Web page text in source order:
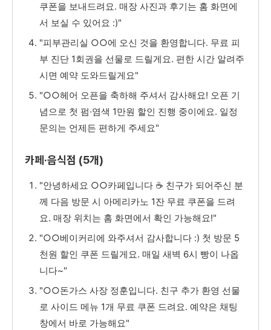
쿠폰을 보내드려요. 매장 사진과 후기는 홈 화면에
서 보실 수 있어요 :)"
"피부관리실 ○○에 오신 것을 환영합니다. 무료 피
부 진단 1회권을 선물로 드릴게요. 편한 시간 알려주
시면 예약 도와드릴게요"
"○○헤어 오픈을 축하해 주셔서 감사해요! 오픈 기
념으로 첫 펌·염색 1만원 할인 진행 중이에요. 일정
문의는 언제든 편하게 주세요"
카페·음식점 (5개)
"안녕하세요 ○○카페입니다 ☕ 친구가 되어주신 분
께 다음 방문 시 아메리카노 1잔 무료 쿠폰을 드려
요. 매장 위치는 홈 화면에서 확인 가능해요!"
"○○베이커리에 와주셔서 감사합니다 :) 첫 방문 5
천원 할인 쿠폰 드릴게요. 매일 새벽 6시 빵이 나옵
니다~"
"○○돈가스 사장 정훈입니다. 친구 추가 환영 선물
로 사이드 메뉴 1개 무료 쿠폰 드려요. 예약은 채팅
창에서 바로 가능해요"